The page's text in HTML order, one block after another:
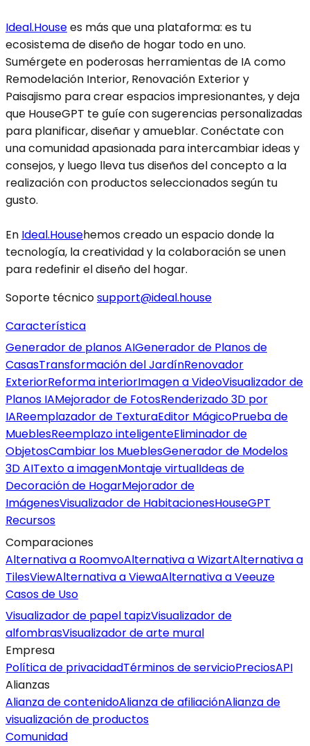
Ideal.Housees más que una plataforma: es tu
ecosistema de diseño de hogar todo en uno.
Sumérgete en poderosas herramientas de IA como
Remodelación Interior, Renovación Exterior y
Paisajismo para crear espacios impresionantes, y deja
que HouseGPT te guíe con sugerencias personalizadas
para planificar, diseñar y amueblar. Conéctate con
una comunidad apasionada para intercambiar ideas y
consejos, y luego lleva tus diseños del concepto a la
realización con productos seleccionados según tu
gusto.
En Ideal.Househemos creado un espacio donde la
tecnología, la creatividad y la colaboración se unen
para redefinir el diseño del hogar.
Soporte técnicosupport@ideal.house
Característica
Generador de planos AIGenerador de Planos de
CasasTransformación del JardínRenovador
ExteriorReforma interiorImagen a VideoVisualizador de
Planos IAMejorador de FotosRenderizado 3D por
IAReemplazador de TexturaEditor MágicoPrueba de
MueblesReemplazo inteligenteEliminador de
ObjetosCambiar los MueblesGenerador de Modelos
3D AITexto a imagenMontaje virtualIdeas de
Decoración de HogarMejorador de
ImágenesVisualizador de HabitacionesHouseGPT
Recursos
Comparaciones
Alternativa a RoomvoAlternativa a WizartAlternativa a
TilesViewAlternativa a ViewaAlternativa a Veeuze
Casos de Uso
Visualizador de papel tapizVisualizador de
alfombrasVisualizador de arte mural
Empresa
Política de privacidadTérminos de servicioPreciosAPI
Alianzas
Alianza de contenidoAlianza de afiliaciónAlianza de
visualización de productos
Comunidad